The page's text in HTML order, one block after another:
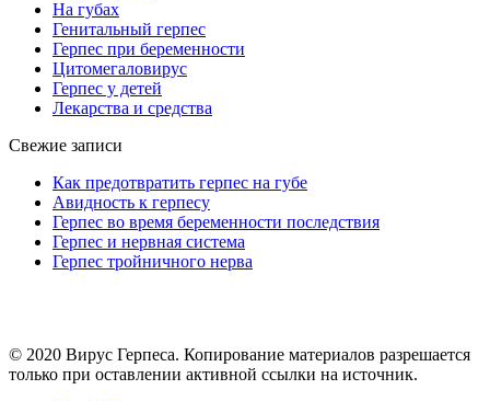
На губах
Генитальный герпес
Герпес при беременности
Цитомегаловирус
Герпес у детей
Лекарства и средства
Свежие записи
Как предотвратить герпес на губе
Авидность к герпесу
Герпес во время беременности последствия
Герпес и нервная система
Герпес тройничного нерва
© 2020 Вирус Герпеса. Копирование материалов разрешается
только при оставлении активной ссылки на источник.